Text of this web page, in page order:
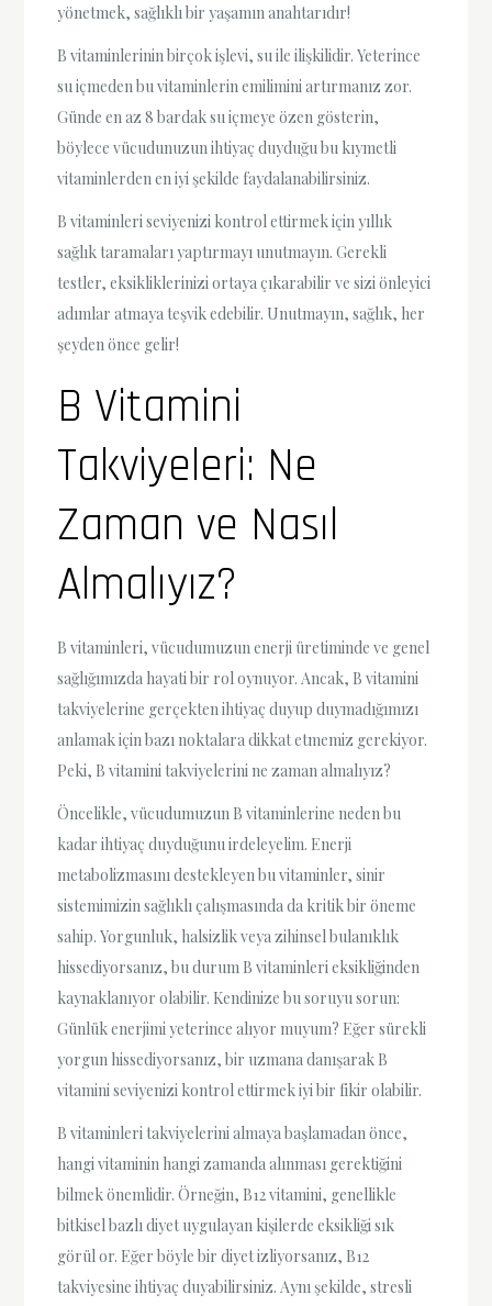
yönetmek, sağlıklı bir yaşamın anahtarıdır!
B vitaminlerinin birçok işlevi, su ile ilişkilidir. Yeterince
su içmeden bu vitaminlerin emilimini artırmanız zor.
Günde en az 8 bardak su içmeye özen gösterin,
böylece vücudunuzun ihtiyaç duyduğu bu kıymetli
vitaminlerden en iyi şekilde faydalanabilirsiniz.
B vitaminleri seviyenizi kontrol ettirmek için yıllık
sağlık taramaları yaptırmayı unutmayın. Gerekli
testler, eksikliklerinizi ortaya çıkarabilir ve sizi önleyici
adımlar atmaya teşvik edebilir. Unutmayın, sağlık, her
şeyden önce gelir!
B Vitamini
Takviyeleri: Ne
Zaman ve Nasıl
Almalıyız?
B vitaminleri, vücudumuzun enerji üretiminde ve genel
sağlığımızda hayati bir rol oynuyor. Ancak, B vitamini
takviyelerine gerçekten ihtiyaç duyup duymadığımızı
anlamak için bazı noktalara dikkat etmemiz gerekiyor.
Peki, B vitamini takviyelerini ne zaman almalıyız?
Öncelikle, vücudumuzun B vitaminlerine neden bu
kadar ihtiyaç duyduğunu irdeleyelim. Enerji
metabolizmasını destekleyen bu vitaminler, sinir
sistemimizin sağlıklı çalışmasında da kritik bir öneme
sahip. Yorgunluk, halsizlik veya zihinsel bulanıklık
hissediyorsanız, bu durum B vitaminleri eksikliğinden
kaynaklanıyor olabilir. Kendinize bu soruyu sorun:
Günlük enerjimi yeterince alıyor muyum? Eğer sürekli
yorgun hissediyorsanız, bir uzmana danışarak B
vitamini seviyenizi kontrol ettirmek iyi bir fikir olabilir.
B vitaminleri takviyelerini almaya başlamadan önce,
hangi vitaminin hangi zamanda alınması gerektiğini
bilmek önemlidir. Örneğin, B12 vitamini, genellikle
bitkisel bazlı diyet uygulayan kişilerde eksikliği sık
görül or. Eğer böyle bir diyet izliyorsanız, B12
takviyesine ihtiyaç duyabilirsiniz. Aynı şekilde, stresli